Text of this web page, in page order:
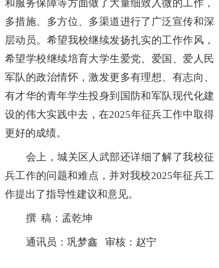
和服务保障等方面做了大量细致入微的工作 ，
多措施、多方位、多渠道进行了 广泛宣传和深
层动员。希望我校继续发扬扎实的工作作风，
希望学校继续培育大学生爱党、爱国、爱人民
军队的政治情怀，激发更多有理想、有志向、
有才华的青年学生投身到国防和军队现代化建
设的伟大实践中去 ，在2025年征兵工作中取得
更好的成绩。
会上，城关区人武部还详细了解了我校征
兵工作的问题和难点，并对我校2025年征兵工
作提出了指导性建议和意见。
撰 稿：孟乾坤
通讯员：巩梦鑫 审核：赵宁